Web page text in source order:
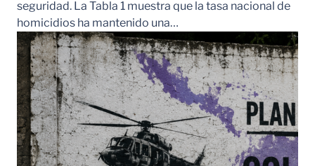
seguridad. La Tabla 1 muestra que la tasa nacional de
homicidios ha mantenido una…